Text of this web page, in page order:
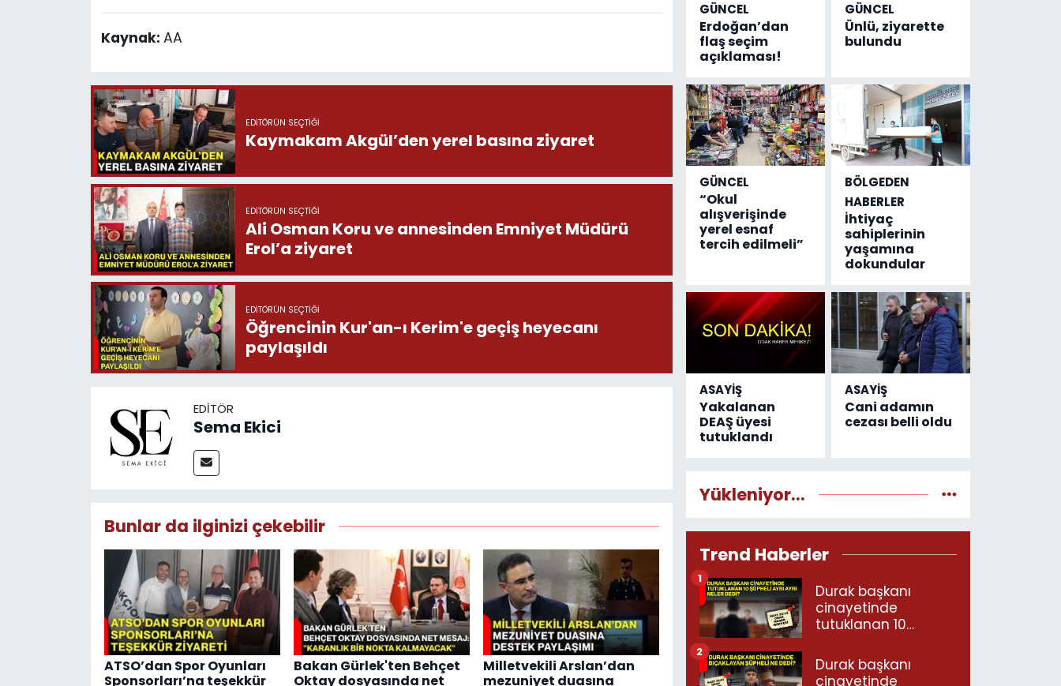
Kaynak: AA
EDITÖRÜN SEÇTIĞI
Kaymakam Akgül’den yerel basına ziyaret
EDITÖRÜN SEÇTIĞI
Ali Osman Koru ve annesinden Emniyet Müdürü
Erol’a ziyaret
EDITÖRÜN SEÇTIĞI
Öğrencinin Kur'an-ı Kerim'e geçiş heyecanı
paylaşıldı
EDITÖR
Sema Ekici
Bunlar da ilginizi çekebilir
ATSO’dan Spor Oyunları
Sponsorları’na teşekkür
Bakan Gürlek'ten Behçet
Oktay dosyasında net
Milletvekili Arslan’dan
mezuniyet duasına
GÜNCEL
Erdoğan’dan
flaş seçim
açıklaması!
GÜNCEL
Ünlü, ziyarette
bulundu
GÜNCEL
“Okul
alışverişinde
yerel esnaf
tercih edilmeli”
BÖLGEDEN
HABERLER
İhtiyaç
sahiplerinin
yaşamına
dokundular
ASAYİŞ
Yakalanan
DEAŞ üyesi
tutuklandı
ASAYİŞ
Cani adamın
cezası belli oldu
Yükleniyor...
Trend Haberler
Durak başkanı
cinayetinde
tutuklanan 10
neler dedi?
1
Durak başkanı
cinayetinde
2